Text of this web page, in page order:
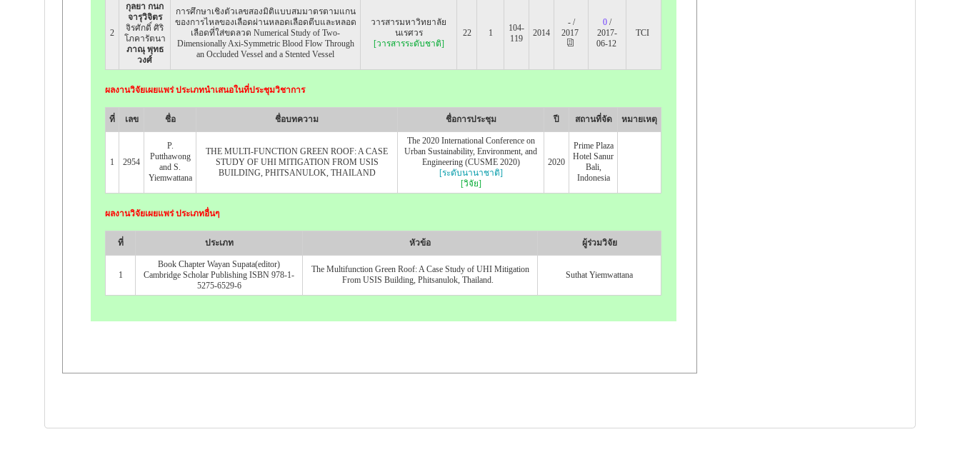
2
กุลยา กนก
จารุวิจิตร
จิรศักดิ์ ศิริ
โภคารัตนา
ภาณุ พุทธ
วงศ์
การศึกษาเชิงตัวเลขสองมิติแบบสมมาตรตามแกน
ของการไหลของเลือดผ่านหลอดเลือดตีบและหลอด
เลือดที่ใส่ขดลวด Numerical Study of Two-
Dimensionally Axi-Symmetric Blood Flow Through
an Occluded Vessel and a Stented Vessel
วารสารมหาวิทยาลัย
นเรศวร
[วารสารระดับชาติ]
22 1
104-
119
2014
- /
2017
0 /
2017-
06-12
TCI
ผลงานวิจัยเผยแพร่ ประเภทนำเสนอในที่ประชุมวิชาการ
ที่ เลข ชื่อ ชื่อบทความ ชื่อการประชุม ปี สถานที่จัด หมายเหตุ
1 2954
P.
Putthawong
and S.
Yiemwattana
THE MULTI-FUNCTION GREEN ROOF: A CASE
STUDY OF UHI MITIGATION FROM USIS
BUILDING, PHITSANULOK, THAILAND
The 2020 International Conference on
Urban Sustainability, Environment, and
Engineering (CUSME 2020)
[ระดับนานาชาติ]
[วิจัย]
2020
Prime Plaza
Hotel Sanur
Bali,
Indonesia
ผลงานวิจัยเผยแพร่ ประเภทอื่นๆ
ที่ ประเภท หัวข้อ ผู้ร่วมวิจัย
1
Book Chapter Wayan Supata(editor)
Cambridge Scholar Publishing ISBN 978-1-
5275-6529-6
The Multifunction Green Roof: A Case Study of UHI Mitigation
From USIS Building, Phitsanulok, Thailand.
Suthat Yiemwattana